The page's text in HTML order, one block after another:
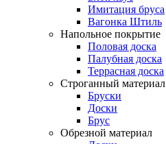
Имитация бруса
Вагонка Штиль
Напольное покрытие
Половая доска
Палубная доска
Террасная доска
Строганный материал
Бруски
Доски
Брус
Обрезной материал